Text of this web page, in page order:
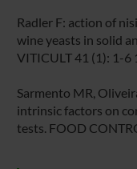
Radler F: action of
wine yeasts in solid
VITICULT 41 (1): 1-6
Sarmento MR,
intrinsic factors on
tests. FOOD